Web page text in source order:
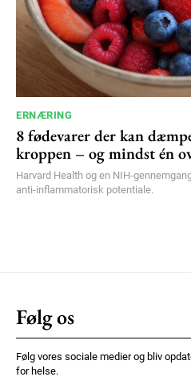
ERNÆRING
8 fødevarer der kan
kroppen – og mindst én
Harvard Health og en NIH-
anti-inflammatorisk potentiale.
Følg os
Følg vores sociale medier og bliv
for helse.